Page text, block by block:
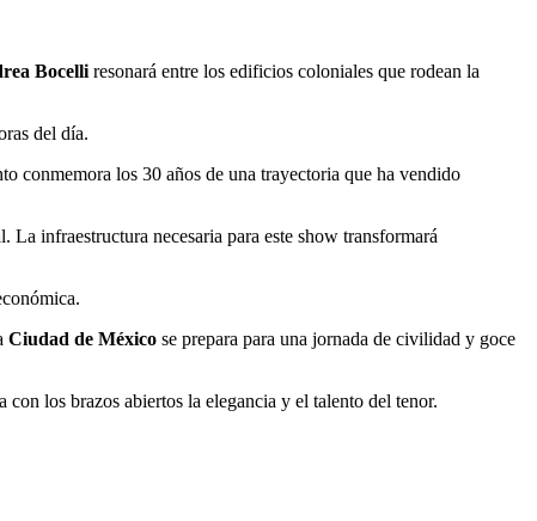
Bocelli resonará entre los edificios coloniales que rodean la
del día.
conmemora los 30 años de una trayectoria que ha vendido
infraestructura necesaria para este show transformará
Ciudad de México se prepara para una jornada de civilidad y goce
con los brazos abiertos la elegancia y el talento del tenor.